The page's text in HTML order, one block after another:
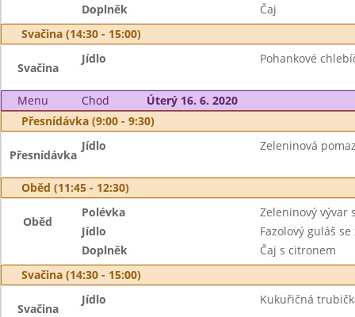
Doplněk
Čaj
Svačina (14:30 - 15:00)
Svačina
Jídlo Pohankové
Menu Chod
Úterý 16. 6. 2020
Přesnídávka (9:00 - 9:30)
Přesnídávka
Jídlo Zeleninová
Oběd (11:45 - 12:30)
Oběd
Polévka
Zeleninový vývar
Jídlo
Fazolový guláš
Doplněk
Čaj s citronem
Svačina (14:30 - 15:00)
Svačina
Jídlo Kukuřičná